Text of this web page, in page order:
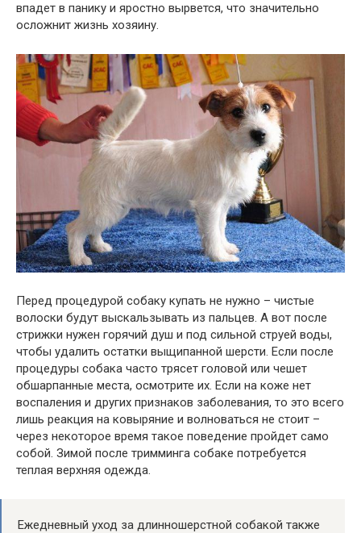
впадет в панику и яростно вырвется, что значительно
осложнит жизнь хозяину.
Перед процедурой собаку купать не нужно – чистые
волоски будут выскальзывать из пальцев. А вот после
стрижки нужен горячий душ и под сильной струей воды,
чтобы удалить остатки выщипанной шерсти. Если после
процедуры собака часто трясет головой или чешет
обшарпанные места, осмотрите их. Если на коже нет
воспаления и других признаков заболевания, то это всего
лишь реакция на ковыряние и волноваться не стоит –
через некоторое время такое поведение пройдет само
собой. Зимой после тримминга собаке потребуется
теплая верхняя одежда.
Ежедневный уход за длинношерстной собакой также